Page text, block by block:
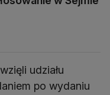
udziału
po wydaniu